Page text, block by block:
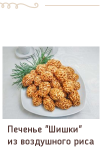
Печенье "Шишки"
из воздушного риса